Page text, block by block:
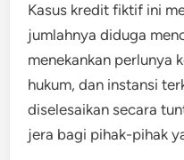
Kasus kredit fiktif ini
jumlahnya diduga
menekankan perlunya
hukum, dan instansi
diselesaikan secara
jera bagi pihak-pihak